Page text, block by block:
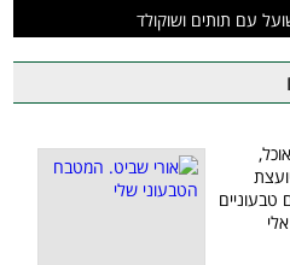
עם תותים ושוקולד
טבעוניים